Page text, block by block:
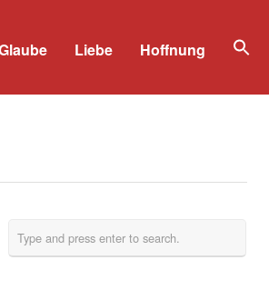
Liebe Hoffnung